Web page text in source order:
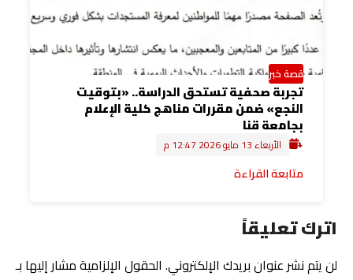
قصة خبر
تجربة صحفية تستحق الدراسة.. «بتوقيت
النجع» ضمن مقررات مناهج كلية الإعلام
بجامعة قنا
الأربعاء 13 مايو 2026 12:47 م
متابعة القراءة
اترك تعليقاً
لن يتم نشر عنوان بريدك الإلكتروني. الحقول الإلزامية مشار إليها بـ